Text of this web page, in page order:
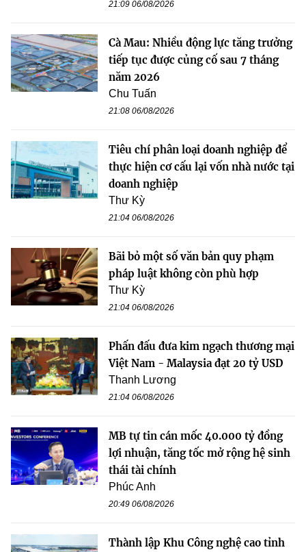
21:09 06/08/2026
Cà Mau: Nhiều động lực tăng trưởng
tiếp tục được củng cố sau 7 tháng
năm 2026
Chu Tuấn
21:08 06/08/2026
Tiêu chí phân loại doanh nghiệp để
thực hiện cơ cấu lại vốn nhà nước tại
doanh nghiệp
Thư Kỳ
21:04 06/08/2026
Bãi bỏ một số văn bản quy phạm
pháp luật không còn phù hợp
Thư Kỳ
21:04 06/08/2026
Phấn đấu đưa kim ngạch thương mại
Việt Nam - Malaysia đạt 20 tỷ USD
Thanh Lương
21:04 06/08/2026
MB tự tin cán mốc 40.000 tỷ đồng
lợi nhuận, tăng tốc mở rộng hệ sinh
thái tài chính
Phúc Anh
20:49 06/08/2026
Thành lập Khu Công nghệ cao tỉnh